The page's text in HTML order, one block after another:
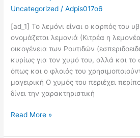
Uncategorized /Adpis017o6
[ad_1] Το λεμόνι είναι ο καρπός του
ονομάζεται λεμονιά (Κιτρέα η
οικογένεια των Ρουτιδών
κυρίως για τον χυμό του, αλλά και
όπως και ο φλοιός του
μαγειρική Ο χυμός του περιέχει
δίνει την χαρακτηριστική
Read More »